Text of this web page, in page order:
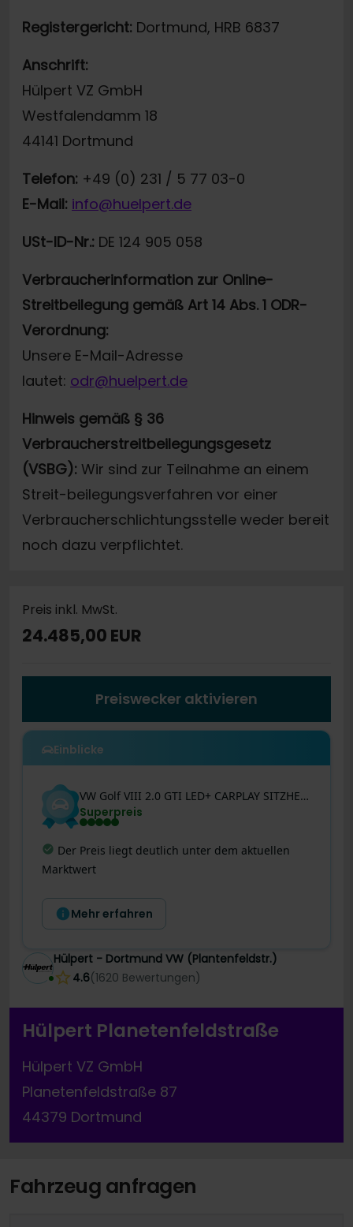
Registergericht: Dortmund, HRB 6837
Anschrift:
Hülpert VZ GmbH
Westfalendamm 18
44141 Dortmund
Telefon: +49 (0) 231 / 5 77 03-0
E-Mail: info@huelpert.de
USt-ID-Nr.: DE 124 905 058
Verbraucherinformation zur Online-
Streitbeilegung gemäß Art 14 Abs. 1 ODR-
Verordnung:
Unsere E-Mail-Adresse
lautet: odr@huelpert.de
Hinweis gemäß § 36
Verbraucherstreitbeilegungsgesetz
(VSBG): Wir sind zur Teilnahme an einem
Streit-beilegungsverfahren vor einer
Verbraucherschlichtungsstelle weder bereit
noch dazu verpflichtet.
Preis inkl. MwSt.
24.485,00 EUR
Preiswecker aktivieren
Einblicke
VW Golf VIII 2.0 GTI LED+ CARPLAY SITZHEIZUNG
Superpreis
Letzte Preisänderung :Dieses Angebot ist
noch besser geworden! Der Preis wurde heute um
Mehr erfahren
Hülpert - Dortmund VW (Plantenfeldstr.)
4.6(1620 Bewertungen)
Hülpert Planetenfeldstraße
Hülpert VZ GmbH
Planetenfeldstraße 87
44379 Dortmund
Fahrzeug anfragen